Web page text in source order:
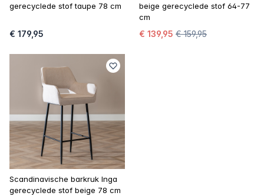
gerecyclede stof taupe 78 cm
€ 179,95
beige gerecyclede stof 64-77
cm
€ 139,95 € 159,95
Scandinavische barkruk Inga
gerecyclede stof beige 78 cm